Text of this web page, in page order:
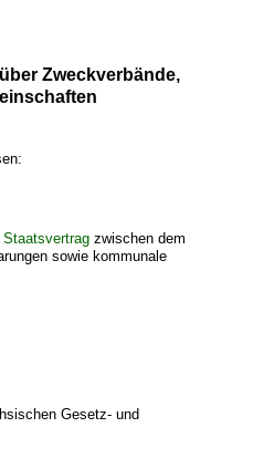
Zweckverbände,
Staatsvertrag zwischen dem
sowie kommunale
Gesetz- und